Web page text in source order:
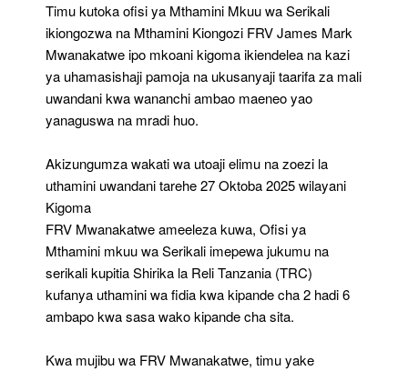
Timu kutoka ofisi ya Mthamini Mkuu wa Serikali
ikiongozwa na Mthamini Kiongozi FRV James Mark
Mwanakatwe ipo mkoani kigoma ikiendelea na kazi
ya uhamasishaji pamoja na ukusanyaji taarifa za mali
uwandani kwa wananchi ambao maeneo yao
yanaguswa na mradi huo.
Akizungumza wakati wa utoaji elimu na zoezi la
uthamini uwandani tarehe 27 Oktoba 2025 wilayani
Kigoma
FRV Mwanakatwe ameeleza kuwa, Ofisi ya
Mthamini mkuu wa Serikali imepewa jukumu na
serikali kupitia Shirika la Reli Tanzania (TRC)
kufanya uthamini wa fidia kwa kipande cha 2 hadi 6
ambapo kwa sasa wako kipande cha sita.
Kwa mujibu wa FRV Mwanakatwe, timu yake